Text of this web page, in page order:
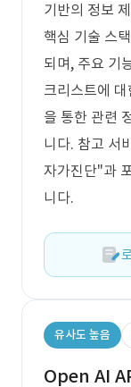
기반의 정보
핵심 기술 스
되며, 주요 기
크리스트에
을 통한 관련
니다. 참고 서
자가진단"과
니다.
유사도 높음
Open AI